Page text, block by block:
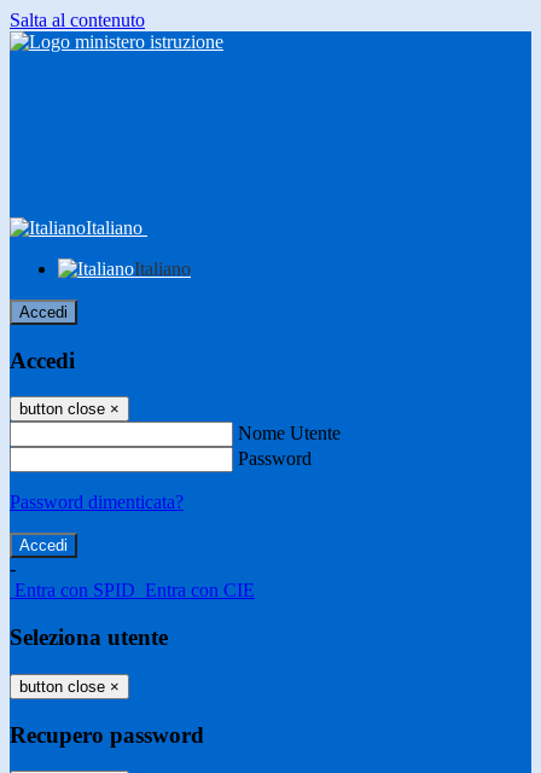
Salta al contenuto
Italiano
Italiano
Accedi
Accedi
button close ×
Nome Utente
Password
Password dimenticata?
-
Entra con SPID Entra con CIE
Seleziona utente
button close ×
Recupero password